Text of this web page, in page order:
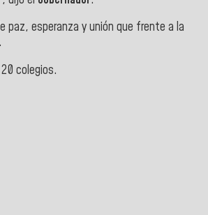
paz, esperanza y unión que frente a la
colegios.